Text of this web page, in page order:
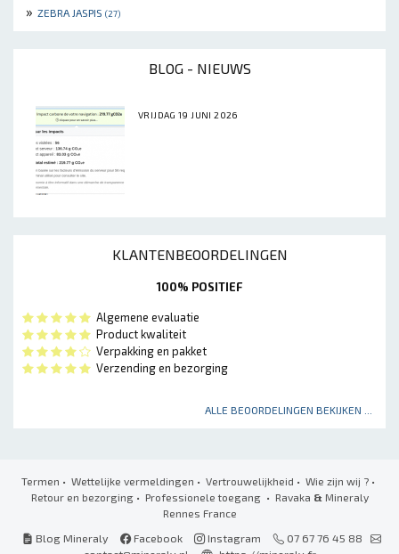
» ZEBRA JASPIS (27)
BLOG - NIEUWS
VRIJDAG 19 JUNI 2026
KLANTENBEOORDELINGEN
100% POSITIEF
Algemene evaluatie
Product kwaliteit
Verpakking en pakket
Verzending en bezorging
ALLE BEOORDELINGEN BEKIJKEN ...
Termen • Wettelijke vermeldingen • Vertrouwelijkheid • Wie zijn wij ? •
Retour en bezorging• Professionele toegang • Ravaka & Mineraly
Rennes France
Blog Mineraly
Facebook Instagram
07 67 76 45 88